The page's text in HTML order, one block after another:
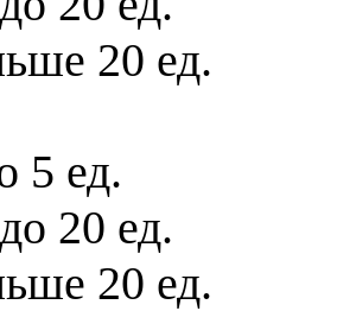
20 ед.
5 ед.
20 ед.
20 ед.